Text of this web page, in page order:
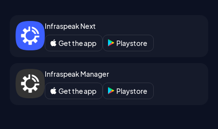
Infraspeak Next
Get the app
Playstore
Infraspeak Manager
Get the app
Playstore